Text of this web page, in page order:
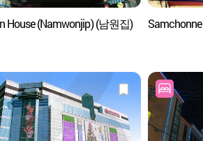
House (Namwonjip) (남원집)